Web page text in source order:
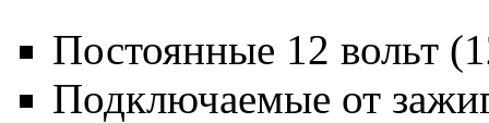
Постоянные 12 вольт
Подключаемые от